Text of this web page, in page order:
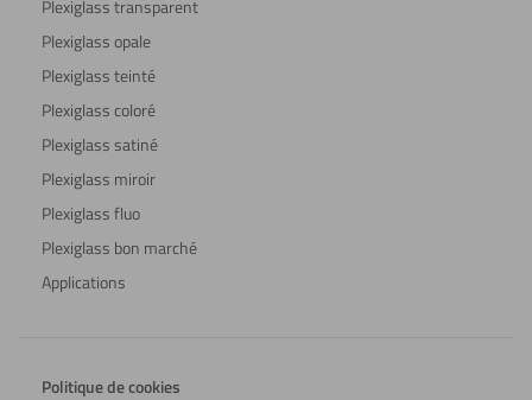
Plexiglass transparent
Plexiglass opale
Plexiglass teinté
Plexiglass coloré
Plexiglass satiné
Plexiglass miroir
Plexiglass fluo
Plexiglass bon marché
Applications
Politique de cookies